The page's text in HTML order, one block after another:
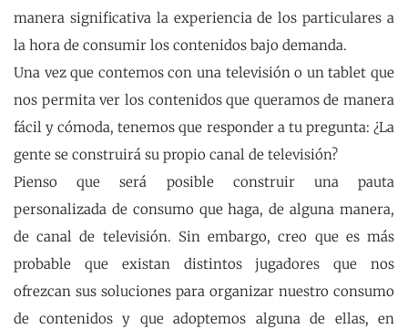
manera significativa la experiencia de los particulares a
la hora de consumir los contenidos bajo demanda.
Una vez que contemos con una televisión o un tablet que
nos permita ver los contenidos que queramos de manera
fácil y cómoda, tenemos que responder a tu pregunta: ¿La
gente se construirá su propio canal de televisión?
Pienso que será posible construir una pauta
personalizada de consumo que haga, de alguna manera,
de canal de televisión. Sin embargo, creo que es más
probable que existan distintos jugadores que nos
ofrezcan sus soluciones para organizar nuestro consumo
de contenidos y que adoptemos alguna de ellas, en